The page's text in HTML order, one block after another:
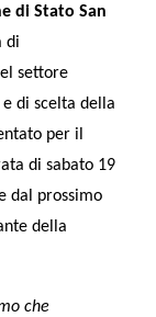
di Stato San
di
settore
di scelta della
per il
di sabato 19
dal prossimo
della
che